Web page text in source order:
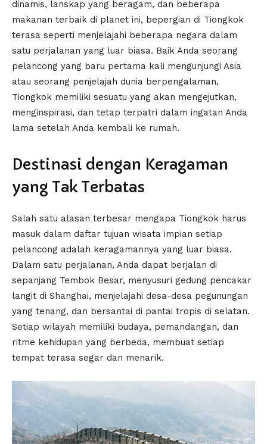
dinamis, lanskap yang beragam, dan beberapa
makanan terbaik di planet ini, bepergian di Tiongkok
terasa seperti menjelajahi beberapa negara dalam
satu perjalanan yang luar biasa. Baik Anda seorang
pelancong yang baru pertama kali mengunjungi Asia
atau seorang penjelajah dunia berpengalaman,
Tiongkok memiliki sesuatu yang akan mengejutkan,
menginspirasi, dan tetap terpatri dalam ingatan Anda
lama setelah Anda kembali ke rumah.
Destinasi dengan Keragaman
yang Tak Terbatas
Salah satu alasan terbesar mengapa Tiongkok harus
masuk dalam daftar tujuan wisata impian setiap
pelancong adalah keragamannya yang luar biasa.
Dalam satu perjalanan, Anda dapat berjalan di
sepanjang Tembok Besar, menyusuri gedung pencakar
langit di Shanghai, menjelajahi desa-desa pegunungan
yang tenang, dan bersantai di pantai tropis di selatan.
Setiap wilayah memiliki budaya, pemandangan, dan
ritme kehidupan yang berbeda, membuat setiap
tempat terasa segar dan menarik.